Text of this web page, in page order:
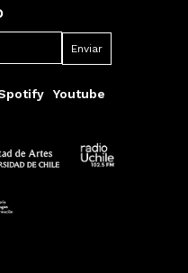
Youtube